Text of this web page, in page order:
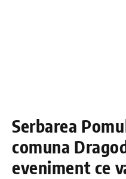
Serbarea
comuna
eveniment ce